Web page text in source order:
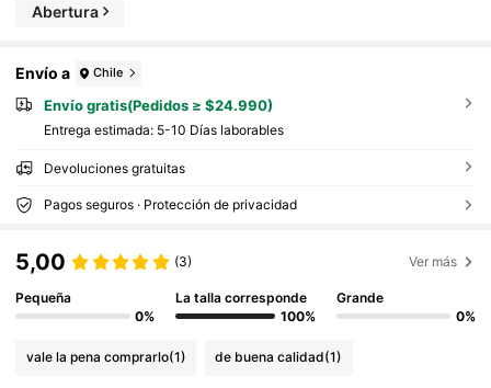
Abertura
Envío a Chile
Envío gratis(Pedidos ≥ $24.990)
Entrega estimada: 5-10 Días laborables
Devoluciones gratuitas
Pagos seguros · Protección de privacidad
5,00 (3) Ver más
Pequeña
0%
La talla corresponde
100%
Grande
0%
vale la pena comprarlo(1) de buena calidad(1)